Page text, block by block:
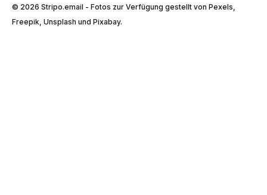
© 2026 Stripо.email - Fotos zur Verfügung gestellt von Pexels,
Freepik, Unsplash und Pixabay.